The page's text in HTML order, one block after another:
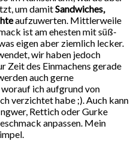
um damitSandwiches,
aufzuwerten. Mittlerweile
ist am ehesten mit süß-
eigen aber ziemlich lecker.
wir haben jedoch
Zeit des Einmachens gerade
auch gerne
ich aufgrund von
verzichtet habe ;). Auch kann
Rettich oder Gurke
anpassen. Mein